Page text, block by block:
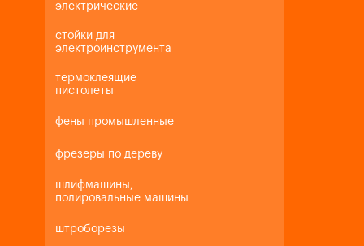
электрические
стойки для
электроинструмента
термоклеящие
пистолеты
фены промышленные
фрезеры по дереву
шлифмашины,
полировальные машины
штроборезы